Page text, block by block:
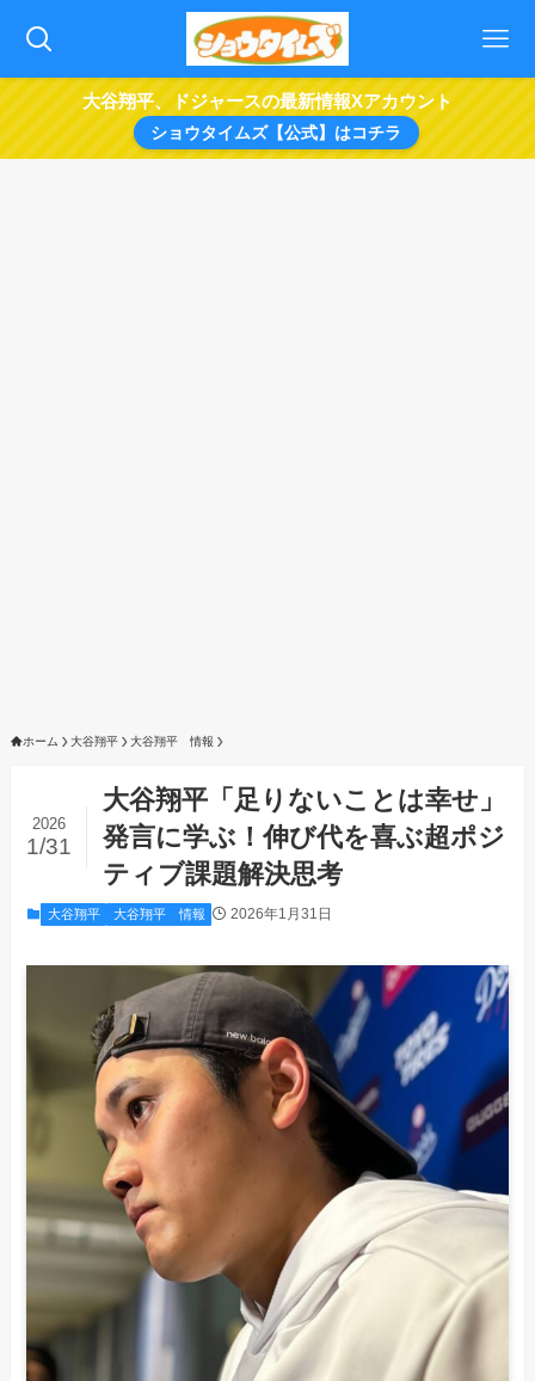
大谷翔平、ドジャースの最新情報Xアカウント
ショウタイムズ【公式】はコチラ
ホーム 大谷翔平 大谷翔平 情報
大谷翔平「足りないことは幸せ」
発言に学ぶ！伸び代を喜ぶ超ポジ
ティブ課題解決思考
2026
1/31
大谷翔平 大谷翔平 情報 2026年1月31日